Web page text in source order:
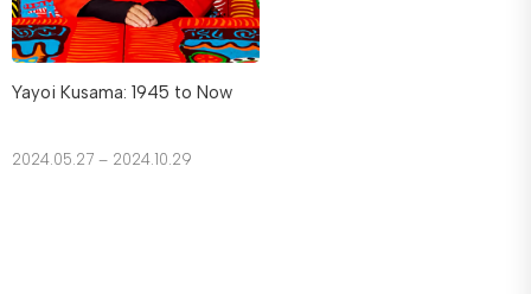
Yayoi Kusama: 1945 to Now
2024.05.27 – 2024.10.29